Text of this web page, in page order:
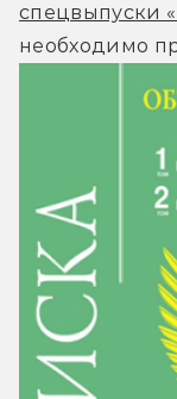
спецвыпуски
необходимо